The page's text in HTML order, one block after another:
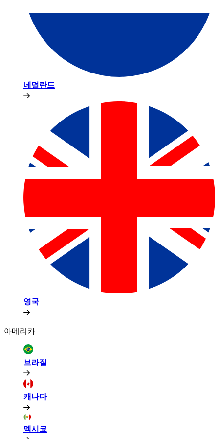
네덜란드​​
영국​​
아메리카​​
브라질​​
캐나다​​
멕시코​​